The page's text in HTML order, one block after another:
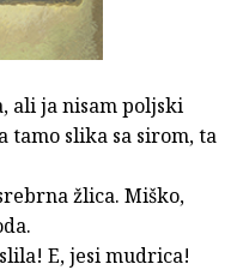
ali ja nisam poljski
tamo slika sa sirom, ta
žlica. Miško,
E, jesi mudrica!